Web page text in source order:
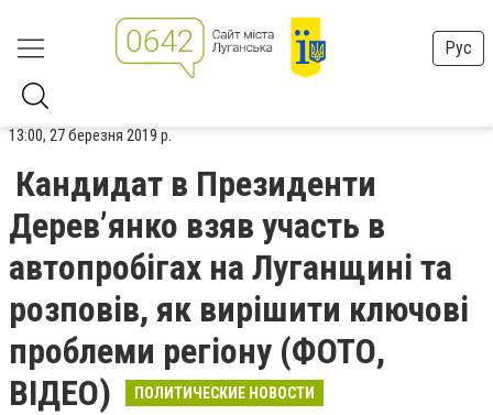
Рус
13:00, 27 березня 2019 р.
Кандидат в Президенти
Дерев’янко взяв участь в
автопробігах на Луганщині та
розповів, як вирішити ключові
проблеми регіону (ФОТО,
ВІДЕО)
ПОЛИТИЧЕСКИЕ НОВОСТИ